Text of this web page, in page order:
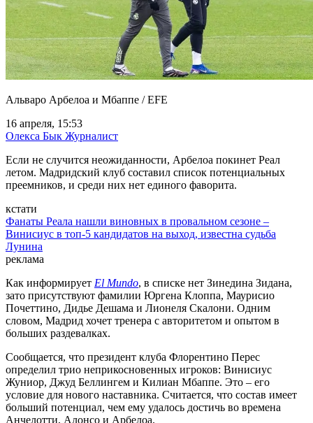
Альваро Арбелоа и Мбаппе / EFE
16 апреля, 15:53
Олекса Бык Журналист
Если не случится неожиданности, Арбелоа покинет Реал
летом. Мадридский клуб составил список потенциальных
преемников, и среди них нет единого фаворита.
кстати
Фанаты Реала нашли виновных в провальном сезоне –
Винисиус в топ-5 кандидатов на выход, известна судьба
Лунина
реклама
Как информирует El Mundo, в списке нет Зинедина Зидана,
зато присутствуют фамилии Юргена Клоппа, Маурисио
Почеттино, Дидье Дешама и Лионеля Скалони. Одним
словом, Мадрид хочет тренера с авторитетом и опытом в
больших раздевалках.
Сообщается, что президент клуба Флорентино Перес
определил трио неприкосновенных игроков: Винисиус
Жуниор, Джуд Беллингем и Килиан Мбаппе. Это – его
условие для нового наставника. Считается, что состав имеет
больший потенциал, чем ему удалось достичь во времена
Анчелотти, Алонсо и Арбелоа.